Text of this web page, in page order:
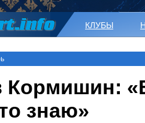
КЛУБЫ
Кормишин:
знаю»